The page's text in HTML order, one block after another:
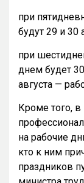
при
будут 29 и 30
при
днем будет
августа —
Кроме того,
на рабочие
кто к ним
праздников